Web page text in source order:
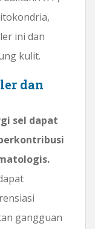
ini dan
kulit.
dan
sel dapat
gangguan